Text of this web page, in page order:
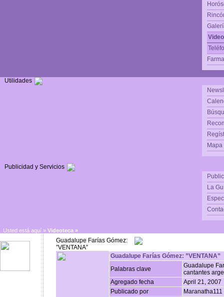
Utilidades
Publicidad y Servicios
La
Usted está aquí » Videoteca »
Guadalupe Farías Gómez:
”VENTANA”
Guadalupe Farías Gómez: ”VENTANA”
Palabras clave
Guadalupe
cantantes
Agregado fecha
April 21, 2007
Publicado por
Maranatha111